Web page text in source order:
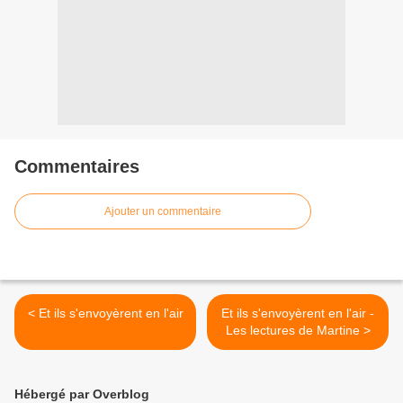
Commentaires
Ajouter un commentaire
< Et ils s'envoyèrent en l'air
Et ils s'envoyèrent en l'air -
Les lectures de Martine >
Hébergé par Overblog